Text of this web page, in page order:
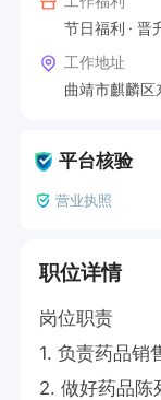
节日福利
晋
工作地址
曲靖市麒麟
平台核验
营业执照
职位详情
岗位职责
1. 负责药品销
2. 做好药品陈